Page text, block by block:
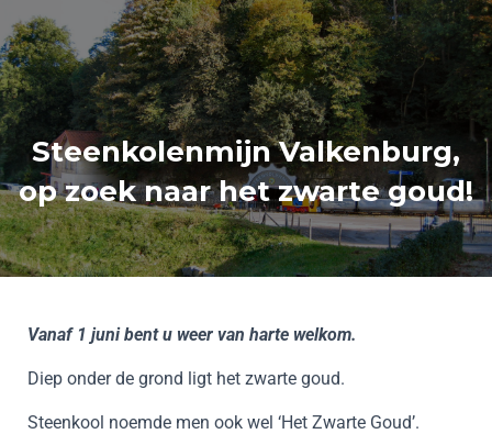
Steenkolenmijn Valkenburg,
op zoek naar het zwarte goud!
Vanaf 1 juni bent u weer van harte welkom.
Diep onder de grond ligt het zwarte goud.
Steenkool noemde men ook wel ‘Het Zwarte Goud’.